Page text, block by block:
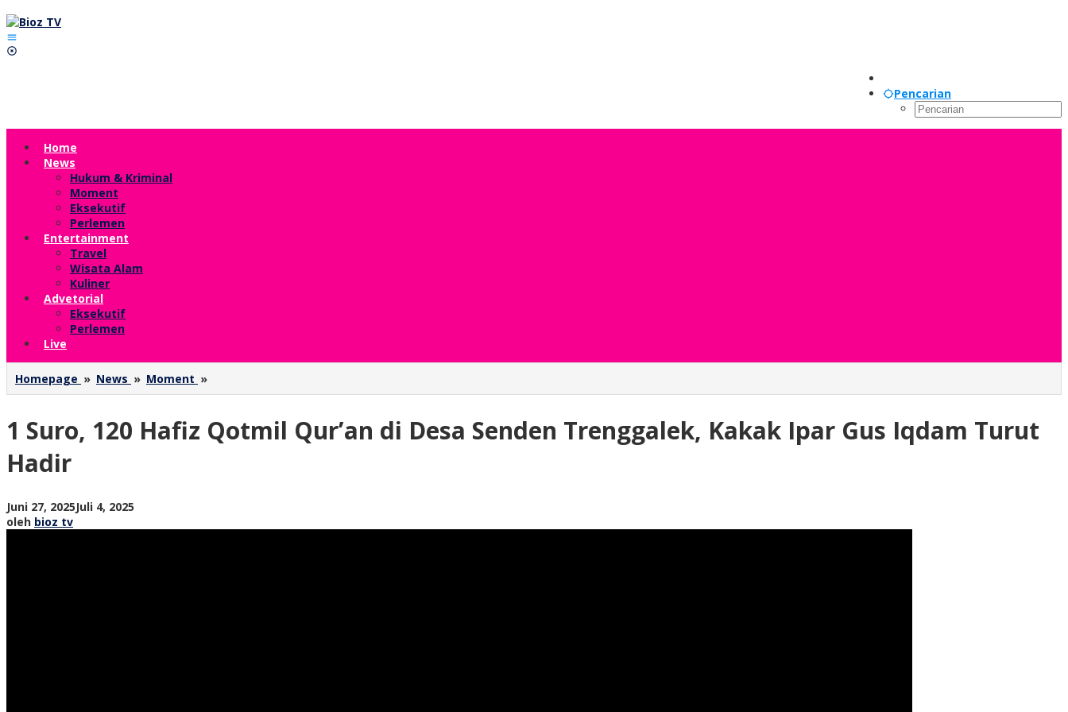
Lewati
ke
konten
Pencarian
Home
News
Hukum & Kriminal
Moment
Eksekutif
Perlemen
Entertainment
Travel
Wisata Alam
Kuliner
Advetorial
Eksekutif
Perlemen
Live
Homepage » News » Moment »
Suro,
Hafiz
Qotmil
Kakak
1 Suro, 120 Hafiz Qotmil Qur’an di Desa Senden Trenggalek, Kakak Ipar Gus Iqdam Turut
Hadir
Juni 27, 2025Juli 4, 2025
oleh bioz tv